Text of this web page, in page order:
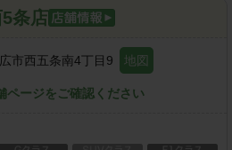
条店
市西五条南4丁目9 地図
ページをご確認ください